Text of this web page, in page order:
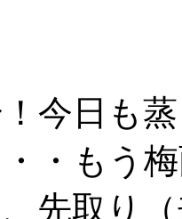
今日も
・もう
先取り